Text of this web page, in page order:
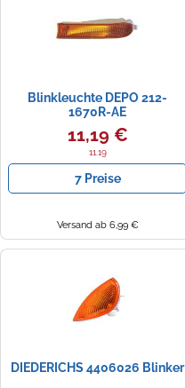
Blinkleuchte DEPO 212-
1670R-AE
11,19 €
11.19
7 Preise
Versand ab 6,99 €
DIEDERICHS 4406026 Blinker